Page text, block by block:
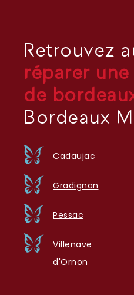
Retrouvez
réparer
de
Bordeaux
Cadaujac
Gradignan
Pessac
Villenave
d'Ornon